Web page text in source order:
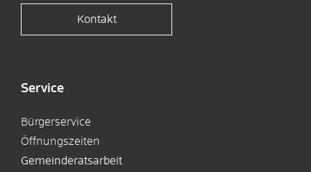
Kontakt
Service
Bürgerservice
Öffnungszeiten
Gemeinderatsarbeit